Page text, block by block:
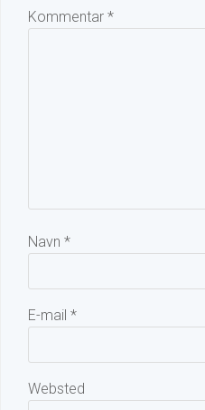
Kommentar *
Navn *
E-mail *
Websted